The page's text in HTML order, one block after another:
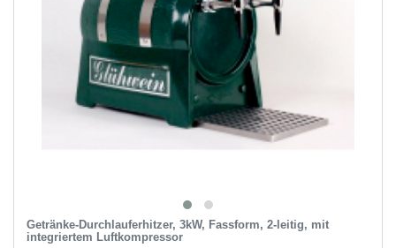
Getränke-Durchlauferhitzer, 3kW, Fassform, 2-leitig, mit
integriertem Luftkompressor